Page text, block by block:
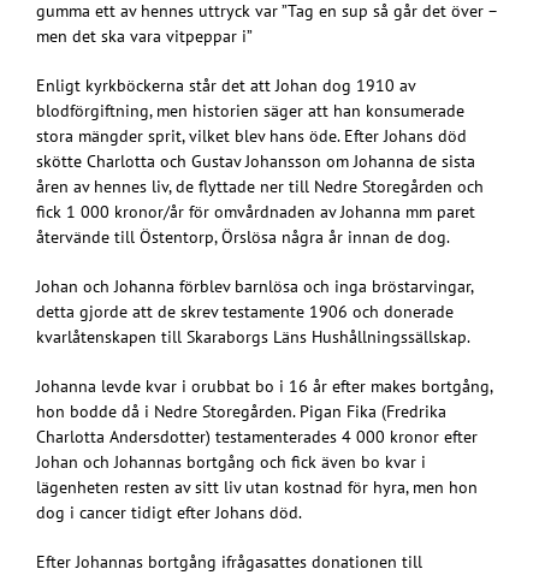
gumma ett av hennes uttryck var ”Tag en sup så går det över –
men det ska vara vitpeppar i”
Enligt kyrkböckerna står det att Johan dog 1910 av
blodförgiftning, men historien säger att han konsumerade
stora mängder sprit, vilket blev hans öde. Efter Johans död
skötte Charlotta och Gustav Johansson om Johanna de sista
åren av hennes liv, de flyttade ner till Nedre Storegården och
fick 1 000 kronor/år för omvårdnaden av Johanna mm paret
återvände till Östentorp, Örslösa några år innan de dog.
Johan och Johanna förblev barnlösa och inga bröstarvingar,
detta gjorde att de skrev testamente 1906 och donerade
kvarlåtenskapen till Skaraborgs Läns Hushållningssällskap.
Johanna levde kvar i orubbat bo i 16 år efter makes bortgång,
hon bodde då i Nedre Storegården. Pigan Fika (Fredrika
Charlotta Andersdotter) testamenterades 4 000 kronor efter
Johan och Johannas bortgång och fick även bo kvar i
lägenheten resten av sitt liv utan kostnad för hyra, men hon
dog i cancer tidigt efter Johans död.
Efter Johannas bortgång ifrågasattes donationen till